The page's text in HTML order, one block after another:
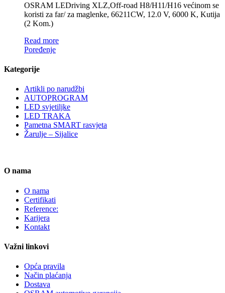
OSRAM LEDriving XLZ,Off-road H8/H11/H16 većinom se
koristi za far/ za maglenke, 66211CW, 12.0 V, 6000 K, Kutija
(2 Kom.)
Read more
Poređenje
Kategorije
Artikli po narudžbi
AUTOPROGRAM
LED svjetiljke
LED TRAKA
Pametna SMART rasvjeta
Žarulje – Sijalice
O nama
O nama
Certifikati
Reference:
Karijera
Kontakt
Važni linkovi
Opća pravila
Način plaćanja
Dostava